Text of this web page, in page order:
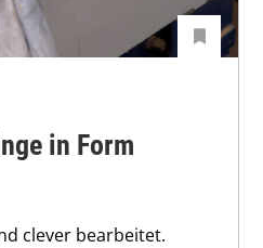
in Form
clever bearbeitet.